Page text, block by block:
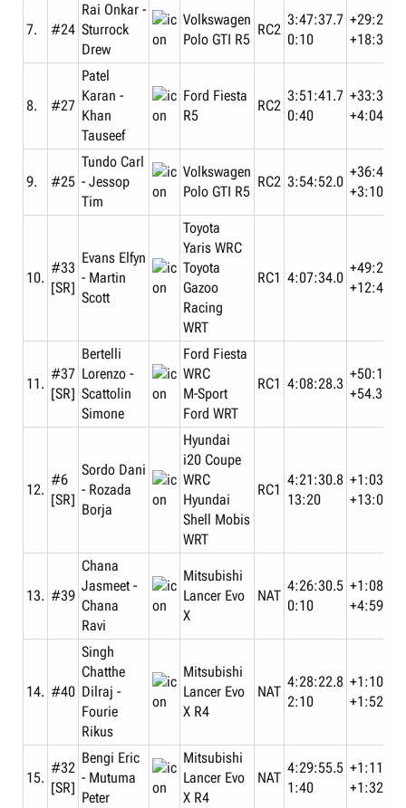
7. #24
Rai Onkar -
Sturrock
Drew
Volkswagen
Polo GTI R5
RC2
3:47:37.7
0:10
+29:26.4
+18:33.0
8. #27
Patel
Karan -
Khan
Tauseef
Ford Fiesta
R5
RC2
3:51:41.7
0:40
+33:30.4
+4:04.0
9. #25
Tundo Carl
- Jessop
Tim
Volkswagen
Polo GTI R5
RC2 3:54:52.0
+36:40.7
+3:10.3
10.
#33
[SR]
Evans Elfyn
- Martin
Scott
Toyota
Yaris WRC
Toyota
Gazoo
Racing
WRT
RC1 4:07:34.0
+49:22.7
+12:42.0
11.
#37
[SR]
Bertelli
Lorenzo -
Scattolin
Simone
Ford Fiesta
WRC
M-Sport
Ford WRT
RC1 4:08:28.3
+50:17.0
+54.3
12.
#6
[SR]
Sordo Dani
- Rozada
Borja
Hyundai
i20 Coupe
WRC
Hyundai
Shell Mobis
WRT
RC1
4:21:30.8
13:20
+13:02.5
13. #39
Chana
Jasmeet -
Chana
Ravi
Mitsubishi
Lancer Evo
X
NAT
4:26:30.5
0:10
+4:59.7
14. #40
Singh
Chatthe
Dilraj -
Fourie
Rikus
Mitsubishi
Lancer Evo
X R4
NAT
4:28:22.8
2:10
+1:52.3
15.
#32
[SR]
Bengi Eric
- Mutuma
Peter
Mitsubishi
Lancer Evo
X R4
NAT
4:29:55.5
1:40
+1:32.7